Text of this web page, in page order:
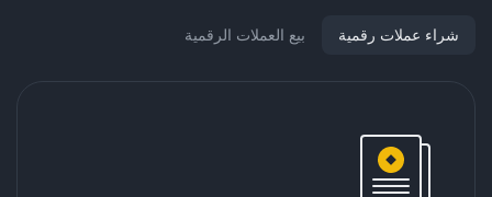
شراء عملات رقمية بيع العملات الرقمية